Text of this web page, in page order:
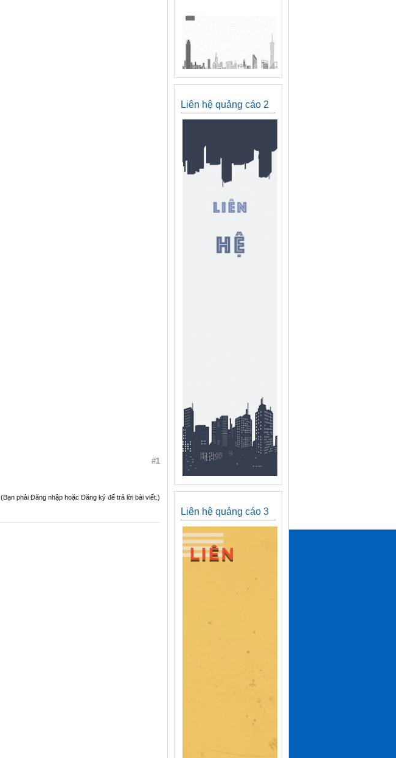
#1
(Bạn phải Đăng nhập hoặc Đăng ký để trả lời bài viết.)
Liên hệ quảng cáo 2
Liên hệ quảng cáo 3